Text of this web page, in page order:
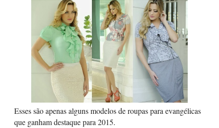
Esses são apenas alguns modelos de roupas para evangélicas
que ganham destaque para 2015.